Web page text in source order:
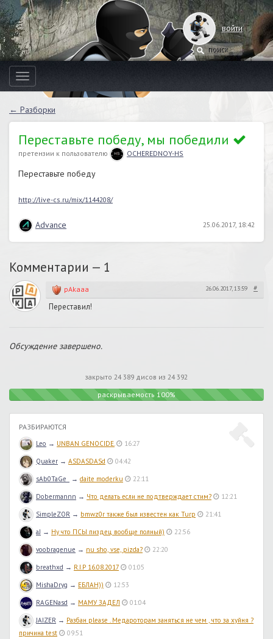
войти
Toggle
navigation
← Разборки
Переставьте победу, мы победили
претензии к пользователю OCHEREDNOY-HS
Переставьте победу
http://live-cs.ru/mix/1144208/
Advance 25.06.2017, 18:42
Комментарии — 1
pAkaaa 26.06.2017, 13:59 #
Переставил!
Обсуждение завершено.
закрыто 24 389 дисов из 24 392
раскрываемость 100%
РАЗБИРАЮТСЯ
Leo → UNBAN GENOCIDE. 16:27
Quaker → ASDASDASd 04:42
sAb0TaGe_ → daite moderku 22:11
Dobermannn → Что делать если не подтверждает стим? 12:21
SimpleZOR → bmwz0r также был известен как Turp 21:41
aJ → Ну что ПСЫ пиздец вообще полный) 22:56
voobragenue → nu sho, vse, pizda? 22:20
breathxd → R.I.P 16.08.2017 01:05
MishaDryg → ЕБЛАН)) 12:53
RAGENasd → МАМУ ЗАДЕЛ 01:04
JAIZER → Разбан please . Медароторам заняться не чем , что за хуйня ?
причина test
09:51